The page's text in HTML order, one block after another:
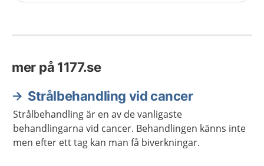
mer på 1177.se
Strålbehandling vid cancer
Strålbehandling är en av de vanligaste
behandlingarna vid cancer. Behandlingen känns inte
men efter ett tag kan man få biverkningar.